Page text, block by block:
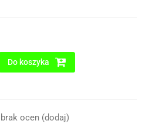
Do koszyka
brak ocen (dodaj)